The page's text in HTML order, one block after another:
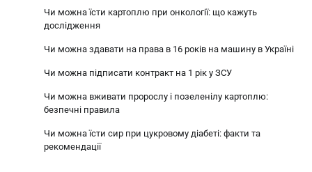
Чи можна їсти картоплю при онкології: що кажуть
дослідження
Чи можна здавати на права в 16 років на машину в Україні
Чи можна підписати контракт на 1 рік у ЗСУ
Чи можна вживати пророслу і позеленілу картоплю:
безпечні правила
Чи можна їсти сир при цукровому діабеті: факти та
рекомендації